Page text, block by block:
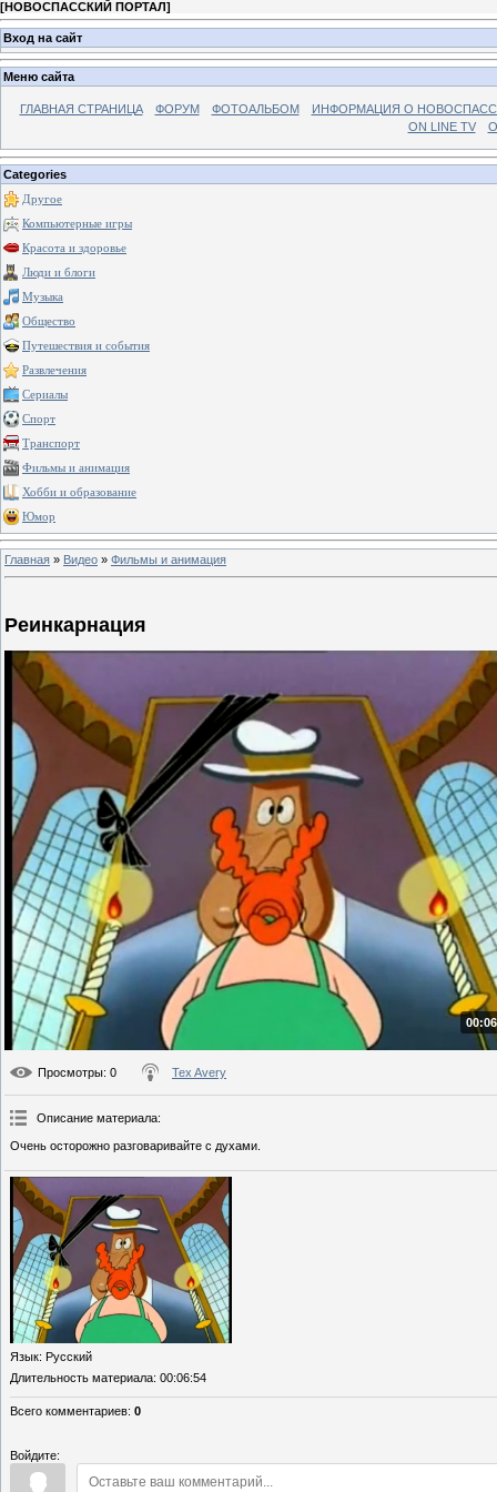
[НОВОСПАССКИЙ ПОРТАЛ]
Вход на сайт
Меню сайта
ГЛАВНАЯ СТРАНИЦА ФОРУМ ФОТОАЛЬБОМ
ИНФОРМАЦИЯ О
ON LINE TV
Categories
Другое
Компьютерные игры
Красота и здоровье
Люди и блоги
Музыка
Общество
Путешествия и события
Развлечения
Сериалы
Спорт
Транспорт
Фильмы и анимация
Хобби и образование
Юмор
Главная » Видео » Фильмы и анимация
Реинкарнация
Просмотры: 0 Tex Avery
Описание материала:
Очень осторожно разговаривайте с духами.
Язык: Русский
Длительность материала: 00:06:54
Всего комментариев: 0
Войдите: